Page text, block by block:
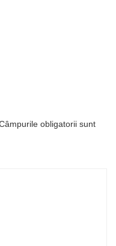
obligatorii sunt